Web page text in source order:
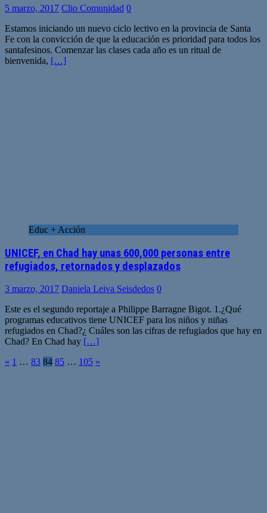
5 marzo, 2017 Clio Comunidad 0
Estamos iniciando un nuevo ciclo lectivo en la provincia de Santa
Fe con la convicción de que la educación es prioridad para todos los
santafesinos. Comenzar las clases cada año es un ritual de
bienvenida, […]
Educ + Acción
UNICEF, en Chad hay unas 600,000 personas entre
refugiados, retornados y desplazados
3 marzo, 2017 Daniela Leiva Seisdedos 0
Este es el segundo reportaje a Philippe Barragne Bigot. 1.¿Qué
programas educativos tiene UNICEF para los niños y niñas
refugiados en Chad?¿ Cuáles son las cifras de refugiados que hay en
Chad? En Chad hay […]
Paginación
« 1 … 83 84 85 … 105 »